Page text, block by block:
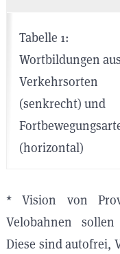
Tabelle 1:
Wortbildungen aus
Verkehrsorten
(senkrecht) und
(horizontal)
* Vision von
Velobahnen
Diese sind autofrei,